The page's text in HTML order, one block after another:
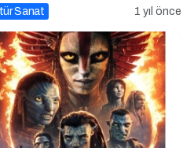
Sunuyor
Sanat 1 yıl önce